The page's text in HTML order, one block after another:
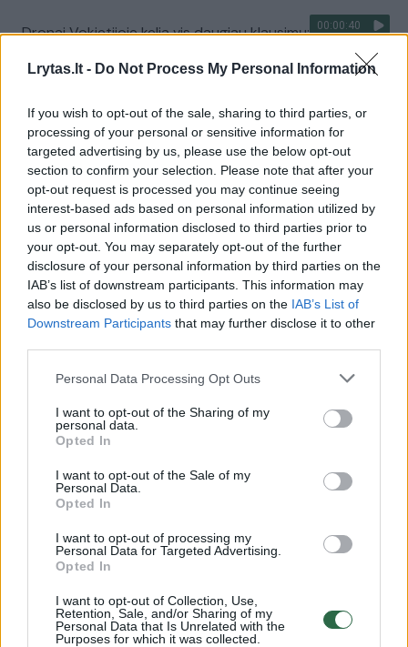
Lrytas.lt - Do Not Process My Personal Information
If you wish to opt-out of the sale, sharing to third parties, or
processing of your personal or sensitive information for
targeted advertising by us, please use the below opt-out
section to confirm your selection. Please note that after your
opt-out request is processed you may continue seeing
interest-based ads based on personal information utilized by
us or personal information disclosed to third parties prior to
your opt-out. You may separately opt-out of the further
disclosure of your personal information by third parties on the
IAB’s list of downstream participants. This information may
also be disclosed by us to third parties on the IAB’s List of
Downstream Participants that may further disclose it to other
Personal Data Processing Opt Outs
I want to opt-out of the Sharing of my
personal data.
Opted In
I want to opt-out of the Sale of my
Personal Data.
Opted In
I want to opt-out of processing my
Personal Data for Targeted Advertising.
Opted In
I want to opt-out of Collection, Use,
Retention, Sale, and/or Sharing of my
Personal Data that Is Unrelated with the
Purposes for which it was collected.
00:00:40
Dronai Vokietijoje kelia vis daugiau klausimų: du
Visi įrašai
Žiūrimiausi įrašai
00:00:30
Vaizdai iš tragiškos avarijos Vilniaus r.: dviejų moterų ir
vaiko gyvybių išgelbėti nepavyko
Žinios | Lietuvos diena
Savaitės vidurys nusimato karštas: temperatūra kils iki
32 laipsnių šilumos
Ukrainos politikoje: jis yra neteisus
Laidos
K. Prunskienės brolis prisiminė jaudinančią akimirką